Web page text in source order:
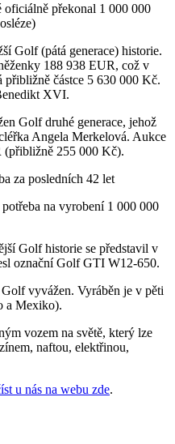
překonal 1 000 000
Golf (pátá generace) historie.
188 938 EUR, což v
částce 5 630 000 Kč.
XVI.
Golf druhé generace, jehož
Angela Merkelová. Aukce
(přibližně 255 000 Kč).
za posledních 42 let
na vyrobení 1 000 000
Golf historie se představil v
označní Golf GTI W12-650.
vyvážen. Vyráběn je v pěti
a Mexiko).
vozem na světě, který lze
naftou, elektřinou,
u nás na webu zde.